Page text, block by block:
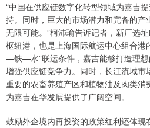
“中国在供应链数字化转型领域为嘉吉
持。同时，巨大的市场潜力和完备的产
无限可能。”柯沛瑜告诉记者，新厂选
枢纽港，也是上海国际航运中心组合港
—铁—水”联运条件，嘉吉能够打造理
增强供应链竞争力。同时，长江流域
重要的农畜养殖产区和植物油及肉类
为嘉吉在华发展提供了广阔空间。
鼓励外企境内再投资的政策红利还体